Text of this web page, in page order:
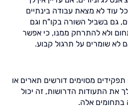
עוד לא מצאת עבודה בינתיים
גם בשביל השורה בקו"ח וגם
ולא להתרחק ממנו, כי אפשר
שומרים על תרגול קבוע.
מסוימים דורשים תארים או
את התעודות הדרושות, זה יכול
בתחומים אלה.